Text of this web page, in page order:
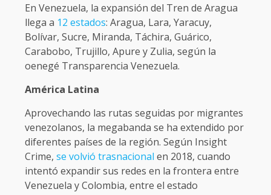
En Venezuela, la expansión del Tren de Aragua
llega a 12 estados: Aragua, Lara, Yaracuy,
Bolívar, Sucre, Miranda, Táchira, Guárico,
Carabobo, Trujillo, Apure y Zulia, según la
oenegé Transparencia Venezuela.
América Latina
Aprovechando las rutas seguidas por migrantes
venezolanos, la megabanda se ha extendido por
diferentes países de la región. Según Insight
Crime, se volvió trasnacional en 2018, cuando
intentó expandir sus redes en la frontera entre
Venezuela y Colombia, entre el estado